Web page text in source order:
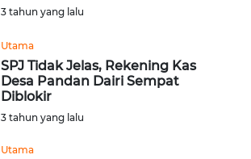
3 tahun yang lalu
Utama
SPJ Tidak Jelas, Rekening Kas
Desa Pandan Dairi Sempat
Diblokir
3 tahun yang lalu
Utama